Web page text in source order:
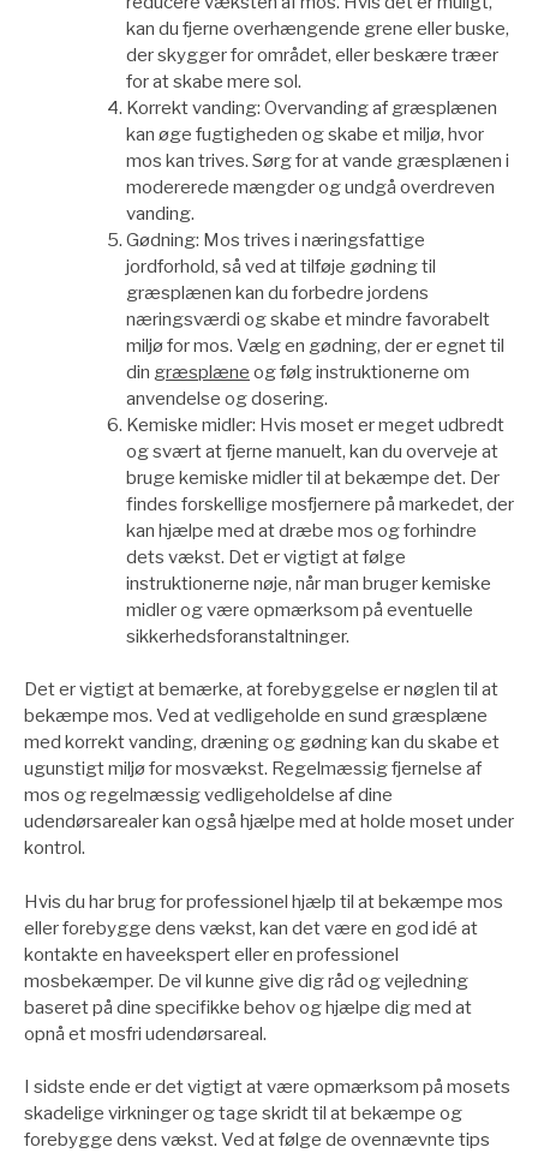
kan du fjerne overhængende grene eller buske,
der skygger for området, eller beskære træer
for at skabe mere sol.
Korrekt vanding: Overvanding af græsplænen
kan øge fugtigheden og skabe et miljø, hvor
mos kan trives. Sørg for at vande græsplænen i
modererede mængder og undgå overdreven
vanding.
Gødning: Mos trives i næringsfattige
jordforhold, så ved at tilføje gødning til
græsplænen kan du forbedre jordens
næringsværdi og skabe et mindre favorabelt
miljø for mos. Vælg en gødning, der er egnet til
din græsplæne og følg instruktionerne om
anvendelse og dosering.
Kemiske midler: Hvis moset er meget udbredt
og svært at fjerne manuelt, kan du overveje at
bruge kemiske midler til at bekæmpe det. Der
findes forskellige mosfjernere på markedet, der
kan hjælpe med at dræbe mos og forhindre
dets vækst. Det er vigtigt at følge
instruktionerne nøje, når man bruger kemiske
midler og være opmærksom på eventuelle
sikkerhedsforanstaltninger.
Det er vigtigt at bemærke, at forebyggelse er nøglen til at
bekæmpe mos. Ved at vedligeholde en sund græsplæne
med korrekt vanding, dræning og gødning kan du skabe et
ugunstigt miljø for mosvækst. Regelmæssig fjernelse af
mos og regelmæssig vedligeholdelse af dine
udendørsarealer kan også hjælpe med at holde moset under
kontrol.
Hvis du har brug for professionel hjælp til at bekæmpe mos
eller forebygge dens vækst, kan det være en god idé at
kontakte en haveekspert eller en professionel
mosbekæmper. De vil kunne give dig råd og vejledning
baseret på dine specifikke behov og hjælpe dig med at
opnå et mosfri udendørsareal.
I sidste ende er det vigtigt at være opmærksom på mosets
skadelige virkninger og tage skridt til at bekæmpe og
forebygge dens vækst. Ved at følge de ovennævnte tips